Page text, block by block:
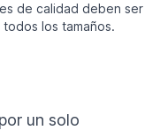
de calidad deben ser
los tamaños.
un solo